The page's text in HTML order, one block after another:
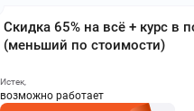
Скидка 65% на всё + курс в
(меньший по стоимости)
Истек,
возможно работает